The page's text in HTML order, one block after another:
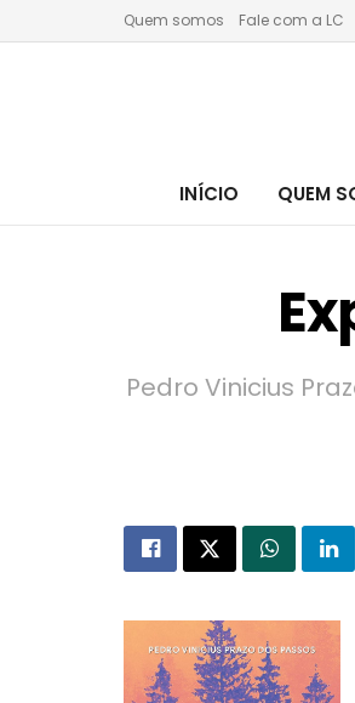
Quem somos Fale com a LC
INÍCIO QUEM
Pedro Vinicius